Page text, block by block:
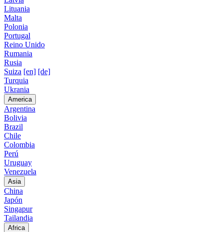
Lituania
Malta
Polonia
Portugal
Reino Unido
Rumania
Rusia
Suiza [en] [de]
Turquia
Ukrania
America
Argentina
Bolivia
Brazil
Chile
Colombia
Perú
Uruguay
Venezuela
Asia
China
Japón
Singapur
Tailandia
Africa